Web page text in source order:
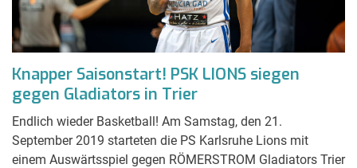
Knapper Saisonstart! PSK LIONS siegen
gegen Gladiators in Trier
Endlich wieder Basketball! Am Samstag, den 21.
September 2019 starteten die PS Karlsruhe Lions mit
einem Auswärtsspiel gegen RÖMERSTROM Gladiators Trier